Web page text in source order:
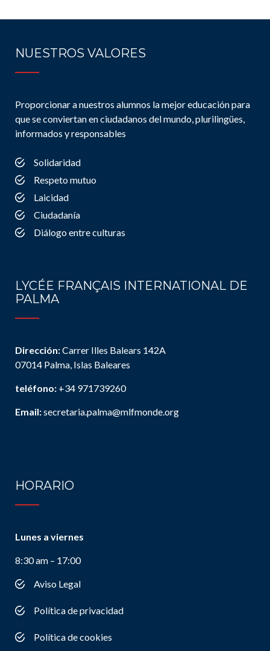
NUESTROS VALORES
Proporcionar a nuestros alumnos la mejor educación para
que se conviertan en ciudadanos del mundo, plurilingües,
informados y responsables
Solidaridad
Respeto mutuo
Laicidad
Ciudadanía
Diálogo entre culturas
LYCÉE FRANÇAIS INTERNATIONAL DE
PALMA
Dirección:Carrer Illes Balears 142A
07014 Palma, Islas Baleares
teléfono: +34 971739260
Email:secretaria.palma@mlfmonde.org
HORARIO
Lunes a viernes
8:30 am – 17:00
Aviso Legal
Política de privacidad
Política de cookies